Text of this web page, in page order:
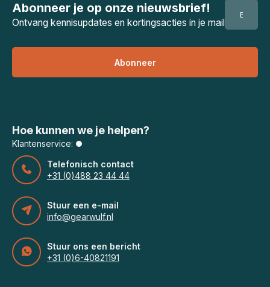
Abonneer je op onze nieuwsbrief!
Ontvang kennisupdates en kortingsacties in je mail
Abonneer
Hoe kunnen we je helpen?
Klantenservice:
Telefonisch contact
+31 (0)488 23 44 44
Stuur een e-mail
info@gearwulf.nl
Stuur ons een bericht
+31 (0)6-40821191